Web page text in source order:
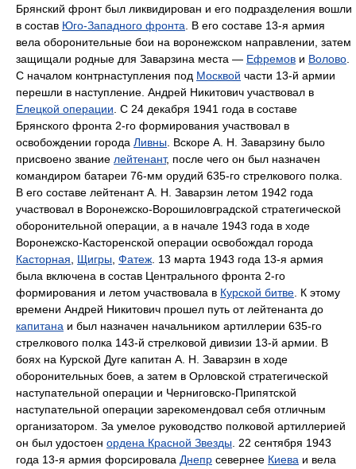
Брянский фронт был ликвидирован и его подразделения вошли
в состав Юго-Западного фронта . В его составе 13-я армия
вела оборонительные бои на воронежском направлении, затем
защищали родные для Заварзина места — Ефремов и Волово
С началом контрнаступления под Москвой части 13-й армии
перешли в наступление. Андрей Никитович участвовал в
Елецкой операции . С 24 декабря 1941 года в составе
Брянского фронта 2-го формирования участвовал в
освобождении города Ливны . Вскоре А. Н. Заварзину было
присвоено звание лейтенант, после чего он был назначен
командиром батареи 76-мм орудий 635-го стрелкового полка.
В его составе лейтенант А. Н. Заварзин летом 1942 года
участвовал в Воронежско-Ворошиловградской стратегической
оборонительной операции, а в начале 1943 года в ходе
Воронежско-Касторенской операции освобождал города
Касторная
Щигры Фатеж . 13 марта 1943 года 13-я армия
была включена в состав Центрального фронта 2-го
формирования и летом участвовала в Курской битве . К этому
времени Андрей Никитович прошел путь от лейтенанта до
капитана и был назначен начальником артиллерии 635-го
стрелкового полка 143-й стрелковой дивизии 13-й армии. В
боях на Курской Дуге капитан А. Н. Заварзин в ходе
оборонительных боев, а затем в Орловской стратегической
наступательной операции и Черниговско-Припятской
наступательной операции зарекомендовал себя отличным
организатором. За умелое руководство полковой артиллерией
он был удостоен ордена Красной Звезды . 22 сентября 1943
года 13-я армия форсировала Днепр севернее Киева и вела